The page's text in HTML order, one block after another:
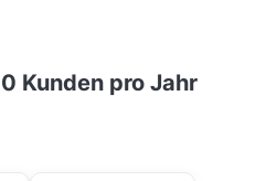
Kunden pro Jahr